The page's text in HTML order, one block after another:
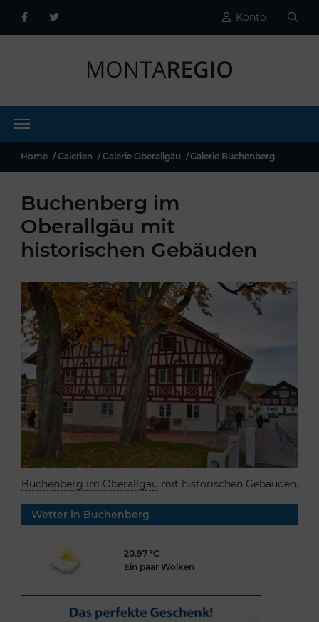
Konto
Home Galerien Galerie Oberallgäu Galerie Buchenberg
Buchenberg im
Oberallgäu mit
historischen Gebäuden
Buchenberg im Oberallgäu mit historischen Gebäuden.
Wetter in Buchenberg
20.97 °C
Ein paar Wolken